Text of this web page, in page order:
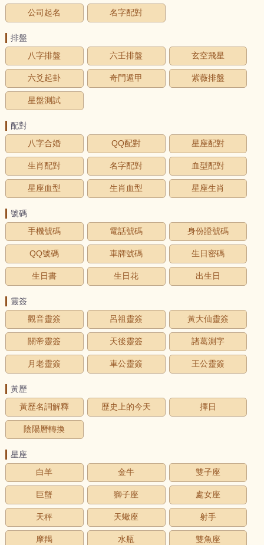
公司起名 名字配對
排盤
八字排盤
六壬排盤 玄空飛星
六爻起卦 奇門遁甲 紫薇排盤
星盤測試
配對
八字合婚
QQ配對 星座配對
生肖配對 名字配對 血型配對
星座血型 生肖血型 星座生肖
號碼
手機號碼
電話號碼 身份證號碼
QQ號碼 車牌號碼 生日密碼
生日書 生日花 出生日
靈簽
觀音靈簽
呂祖靈簽 黃大仙靈簽
關帝靈簽 天後靈簽 諸葛測字
月老靈簽 車公靈簽 王公靈簽
黃歷
黃歷名詞解釋
歷史上的今天 擇日
陰陽曆轉換
星座
白羊
金牛 雙子座
巨蟹 獅子座 處女座
天秤 天蠍座 射手
摩羯 水瓶 雙魚座